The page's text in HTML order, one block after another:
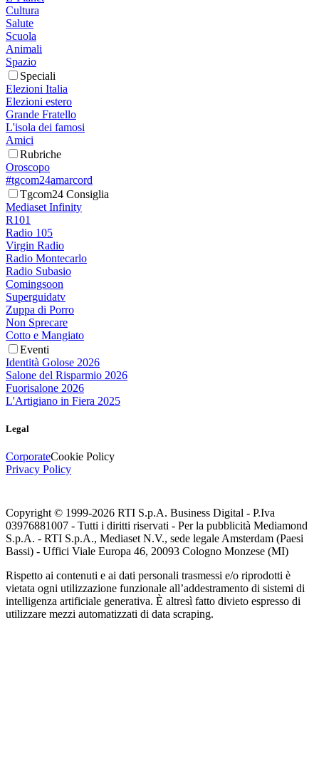
Cultura
Salute
Scuola
Animali
Spazio
Speciali
Elezioni Italia
Elezioni estero
Grande Fratello
L'isola dei famosi
Amici
Rubriche
Oroscopo
#tgcom24amarcord
Tgcom24 Consiglia
Mediaset Infinity
R101
Radio 105
Virgin Radio
Radio Montecarlo
Radio Subasio
Comingsoon
Superguidatv
Zuppa di Porro
Non Sprecare
Cotto e Mangiato
Eventi
Identità Golose 2026
Salone del Risparmio 2026
Fuorisalone 2026
L'Artigiano in Fiera 2025
Legal
CorporateCookie Policy
Privacy Policy
Copyright © 1999-2026 RTI S.p.A. Business Digital - P.Iva
03976881007 - Tutti i diritti riservati - Per la pubblicità Mediamond
S.p.A. - RTI S.p.A., Mediaset N.V., sede legale Amsterdam (Paesi
Bassi) - Uffici Viale Europa 46, 20093 Cologno Monzese (MI)
Rispetto ai contenuti e ai dati personali trasmessi e/o riprodotti è
vietata ogni utilizzazione funzionale all’addestramento di sistemi di
intelligenza artificiale generativa. È altresì fatto divieto espresso di
utilizzare mezzi automatizzati di data scraping.